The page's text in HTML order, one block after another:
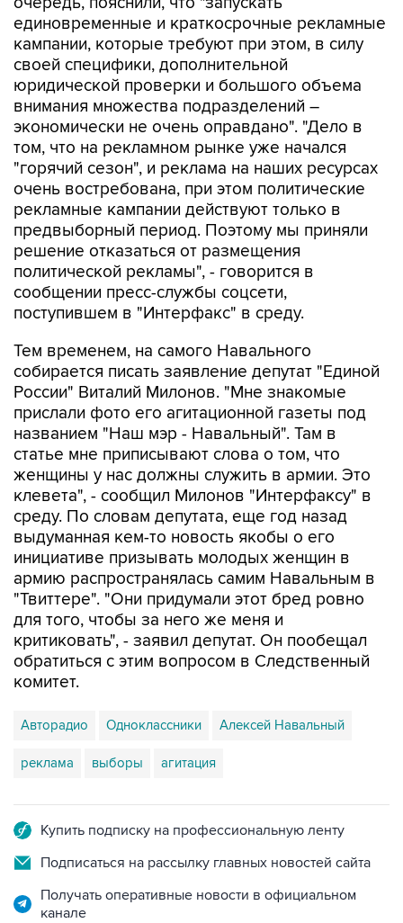
единовременные и краткосрочные рекламные
кампании, которые требуют при этом, в силу
своей специфики, дополнительной
юридической проверки и большого объема
внимания множества подразделений –
экономически не очень оправдано". "Дело в
том, что на рекламном рынке уже начался
"горячий сезон", и реклама на наших ресурсах
очень востребована, при этом политические
рекламные кампании действуют только в
предвыборный период. Поэтому мы приняли
решение отказаться от размещения
политической рекламы", - говорится в
сообщении пресс-службы соцсети,
поступившем в "Интерфакс" в среду.
Тем временем, на самого Навального
собирается писать заявление депутат "Единой
России" Виталий Милонов. "Мне знакомые
прислали фото его агитационной газеты под
названием "Наш мэр - Навальный". Там в
статье мне приписывают слова о том, что
женщины у нас должны служить в армии. Это
клевета", - сообщил Милонов "Интерфаксу" в
среду. По словам депутата, еще год назад
выдуманная кем-то новость якобы о его
инициативе призывать молодых женщин в
армию распространялась самим Навальным в
"Твиттере". "Они придумали этот бред ровно
для того, чтобы за него же меня и
критиковать", - заявил депутат. Он пообещал
обратиться с этим вопросом в Следственный
комитет.
Авторадио Одноклассники Алексей Навальный
реклама выборы агитация
Купить подписку на профессиональную ленту
Подписаться на рассылку главных новостей сайта
Получать оперативные новости в официальном
канале